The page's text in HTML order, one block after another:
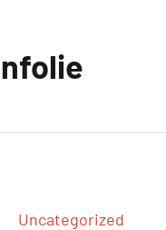
Uncategorized